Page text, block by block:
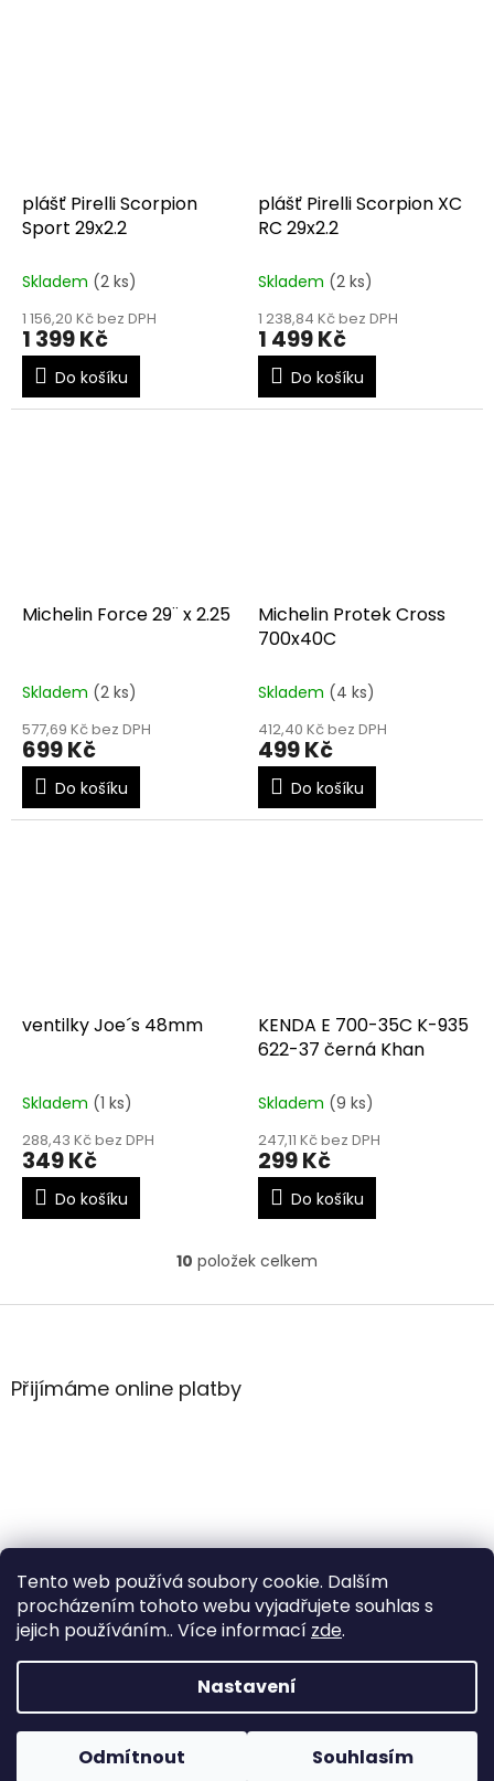
Tento web používá soubory cookie. Dalším
procházením tohoto webu vyjadřujete souhlas s
jejich používáním.. Více informací zde.
Nastavení
Odmítnout Souhlasím
plášť Pirelli Scorpion
Sport 29x2.2
Skladem (2 ks)
1 156,20 Kč bez DPH
1 399 Kč
Do košíku
plášť Pirelli Scorpion XC
RC 29x2.2
Skladem (2 ks)
1 238,84 Kč bez DPH
1 499 Kč
Do košíku
Michelin Force 29¨ x 2.25
Skladem (2 ks)
577,69 Kč bez DPH
699 Kč
Do košíku
Michelin Protek Cross
700x40C
Skladem (4 ks)
412,40 Kč bez DPH
499 Kč
Do košíku
ventilky Joe´s 48mm
Skladem (1 ks)
288,43 Kč bez DPH
349 Kč
Do košíku
KENDA E 700-35C K-935
622-37 černá Khan
Skladem (9 ks)
247,11 Kč bez DPH
299 Kč
Do košíku
O
l
v
p
i
s
10 položek celkem
Z
aPřijímáme online platby
Copyright 2026WintersportHK. Všechna práva